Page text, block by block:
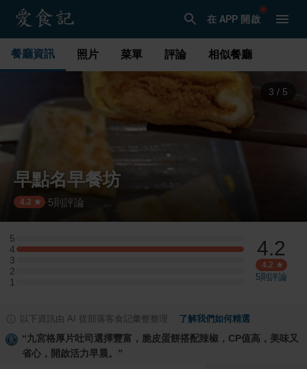
在 APP 開啟
餐廳資訊 照片 菜單 評論 相似餐廳
4 / 5
早點名早餐坊
4.2 ·5則評論
5
5 星：0 則評論
4
4 星：3 則評論
3
3 星：0 則評論
2
2 星：0 則評論
1
1 星：0 則評論
4.2
4.2
5則評論
以下資訊由 AI 從部落客食記彙整整理 了解我們如何精選
“九宮格厚片吐司選擇豐富，脆皮蛋餅搭配辣椒，CP值高，美味又
省心，開啟活力早晨。 ”